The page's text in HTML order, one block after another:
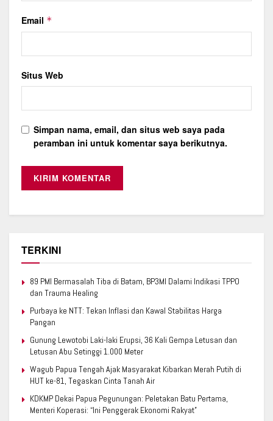
Email *
Situs Web
Simpan nama, email, dan situs web saya pada
peramban ini untuk komentar saya berikutnya.
TERKINI
89 PMI Bermasalah Tiba di Batam, BP3MI Dalami Indikasi TPPO
dan Trauma Healing
Purbaya ke NTT: Tekan Inflasi dan Kawal Stabilitas Harga
Pangan
Gunung Lewotobi Laki-laki Erupsi, 36 Kali Gempa Letusan dan
Letusan Abu Setinggi 1.000 Meter
Wagub Papua Tengah Ajak Masyarakat Kibarkan Merah Putih di
HUT ke-81, Tegaskan Cinta Tanah Air
KDKMP Dekai Papua Pegunungan: Peletakan Batu Pertama,
Menteri Koperasi: “Ini Penggerak Ekonomi Rakyat”